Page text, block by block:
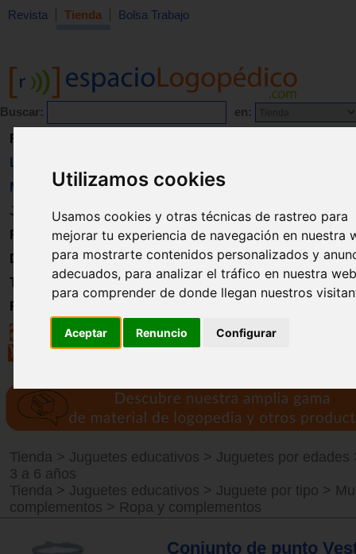
Utilizamos cookies
Usamos cookies y otras técnicas de rastreo para
mejorar tu experiencia de navegación en nuestra
para mostrarte contenidos personalizados y
adecuados, para analizar el tráfico en nuestra
para comprender de donde llegan nuestros
Aceptar Renuncio Configurar
Revista Tienda Bolsa Trabajo
Buscar: en:
Revista
Libros
Material
Juguetes
Formación
Directorio
Trabajo
Registro
Tienda > Juguetes educativos > Juguetes por edades
3 a 6 años
Tienda > Juguetes educativos > Juguete por tipo >
complementos > Ropa y complementos
Conjunto de punto